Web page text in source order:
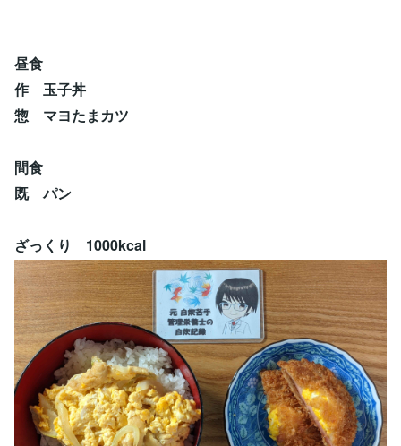
昼食
作 玉子丼
惣 マヨたまカツ
間食
既 パン
ざっくり 1000kcal